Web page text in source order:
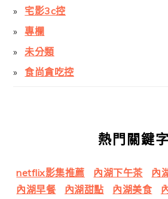
宅影3c控
專欄
未分類
食尚貪吃控
熱門關鍵字
netflix影集推薦 內湖下午茶
內
內湖早餐
內湖甜點 內湖美食